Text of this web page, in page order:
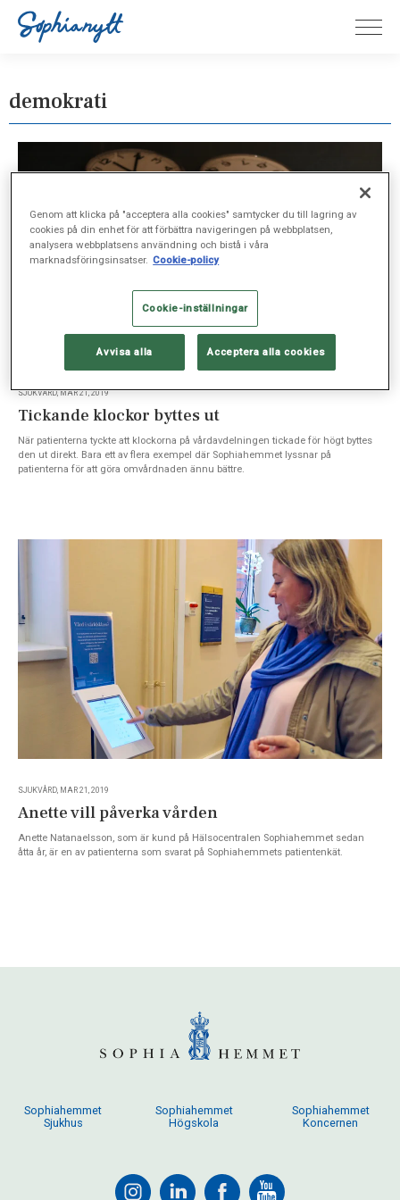
demokrati
SJUKVÅRD, MAR 21, 2019
Tickande klockor byttes ut
När patienterna tyckte att klockorna på vårdavdelningen tickade för högt byttes
den ut direkt. Bara ett av flera exempel där Sophiahemmet lyssnar på
patienterna för att göra omvårdnaden ännu bättre.
SJUKVÅRD, MAR 21, 2019
Anette vill påverka vården
Anette Natanaelsson, som är kund på Hälsocentralen Sophiahemmet sedan
åtta år, är en av patienterna som svarat på Sophiahemmets patientenkät.
Sophiahemmet
Sjukhus
Sophiahemmet
Högskola
Sophiahemmet
Koncernen
Genom att klicka på "acceptera alla cookies" samtycker du till lagring av
cookies på din enhet för att förbättra navigeringen på webbplatsen,
analysera webbplatsens användning och bistå i våra
marknadsföringsinsatser. Cookie-policy
Cookie-inställningar
Avvisa alla Acceptera alla cookies